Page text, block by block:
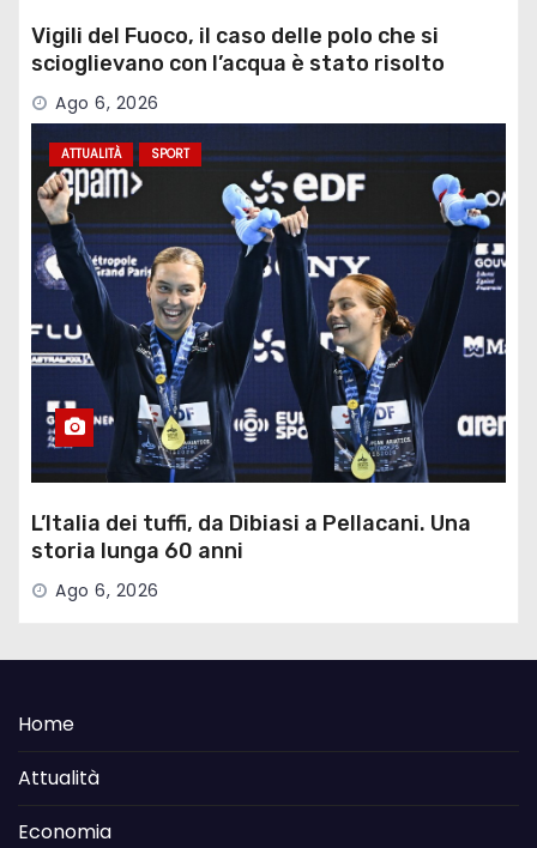
Vigili del Fuoco, il caso delle polo che si
scioglievano con l’acqua è stato risolto
Ago 6, 2026
ATTUALITÀ SPORT
L’Italia dei tuffi, da Dibiasi a Pellacani. Una
storia lunga 60 anni
Ago 6, 2026
Home
Attualità
Economia